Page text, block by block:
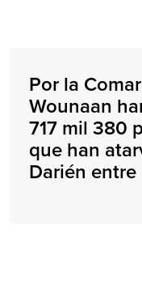
Por la
Wounaan
717 mil 380
que han
Darién